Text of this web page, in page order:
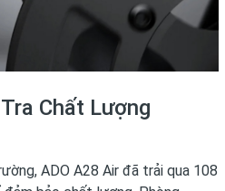
Chất Lượng
ADO A28 Air đã trải qua 108